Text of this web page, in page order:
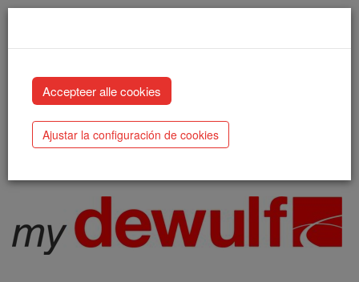
MyDewulf
El siguiente enlace le llevará a nuestro renovado entorno
Ajustar la configuración de cookies